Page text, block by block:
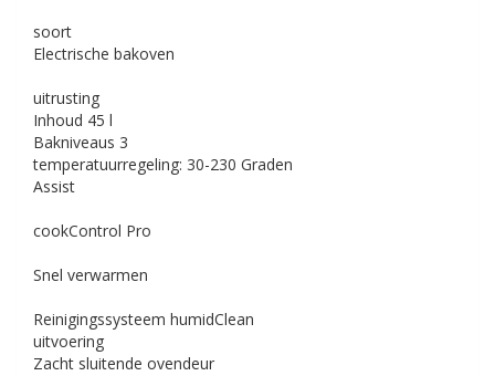
soort
Electrische bakoven
uitrusting
Inhoud 45 l
Bakniveaus 3
temperatuurregeling: 30-230 Graden
Assist
cookControl Pro
Snel verwarmen
Reinigingssysteem humidClean
uitvoering
Zacht sluitende ovendeur